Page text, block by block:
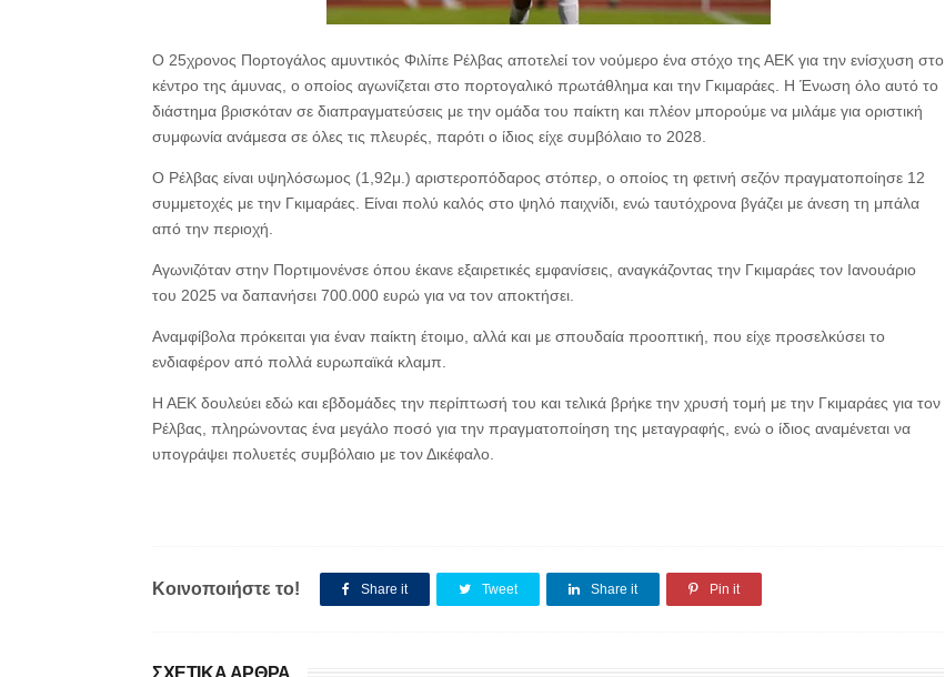
O 25χρονος Πορτογάλος αμυντικός Φιλίπε Ρέλβας αποτελεί τον νούμερο ένα στόχο της ΑΕΚ για την ενίσχυση στο
κέντρο της άμυνας, ο οποίος αγωνίζεται στο πορτογαλικό πρωτάθλημα και την Γκιμαράες. Η Ένωση όλο αυτό το
διάστημα βρισκόταν σε διαπραγματεύσεις με την ομάδα του παίκτη και πλέον μπορούμε να μιλάμε για οριστική
συμφωνία ανάμεσα σε όλες τις πλευρές, παρότι ο ίδιος είχε συμβόλαιο το 2028.
Ο Ρέλβας είναι υψηλόσωμος (1,92μ.) αριστεροπόδαρος στόπερ, ο οποίος τη φετινή σεζόν πραγματοποίησε 12
συμμετοχές με την Γκιμαράες. Είναι πολύ καλός στο ψηλό παιχνίδι, ενώ ταυτόχρονα βγάζει με άνεση τη μπάλα
από την περιοχή.
Αγωνιζόταν στην Πορτιμονένσε όπου έκανε εξαιρετικές εμφανίσεις, αναγκάζοντας την Γκιμαράες τον Ιανουάριο
του 2025 να δαπανήσει 700.000 ευρώ για να τον αποκτήσει.
Αναμφίβολα πρόκειται για έναν παίκτη έτοιμο, αλλά και με σπουδαία προοπτική, που είχε προσελκύσει το
ενδιαφέρον από πολλά ευρωπαϊκά κλαμπ.
Η ΑΕΚ δουλεύει εδώ και εβδομάδες την περίπτωσή του και τελικά βρήκε την χρυσή τομή με την Γκιμαράες για τον
Ρέλβας, πληρώνοντας ένα μεγάλο ποσό για την πραγματοποίηση της μεταγραφής, ενώ ο ίδιος αναμένεται να
υπογράψει πολυετές συμβόλαιο με τον Δικέφαλο.
Κοινοποιήστε το! Share it Tweet Share it Pin it
ΣΧΕΤΙΚΑ ΑΡΘΡΑ